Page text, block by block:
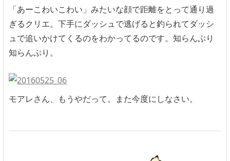
「あーこわいこわい」みたいな顔で距離をとって通り過
ぎるクリエ。下手にダッシュで逃げると釣られてダッシ
ュで追いかけてくるのをわかってるのです。知らんぷり
知らんぷり。
モアレさん、もうやだって。また今度にしなさい。